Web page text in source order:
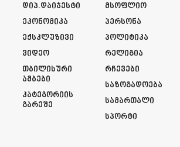
Დიპ.დაიჯესტი
Ეკონომიკა
Ექსკლუზივი
Ვიდეო
Თბილისური
Ამბები
Კატეგორიის
Გარეშე
Მსოფლიო
Პერსონა
Პოლიტიკა
Რელიგია
Რჩევები
Საზოგადოება
Სამართალი
Სპორტი